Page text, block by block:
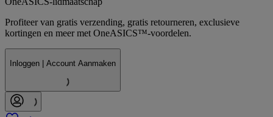
Profiteer van gratis verzending, gratis retourneren, exclusieve
kortingen en meer met OneASICS™-voordelen.
Inloggen | Account Aanmaken